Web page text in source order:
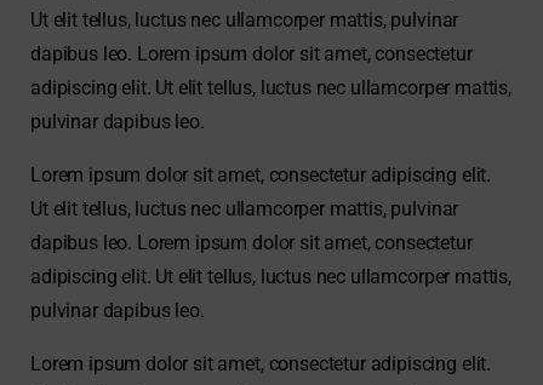
Ut elit tellus, luctus nec ullamcorper mattis, pulvinar
dapibus leo. Lorem ipsum dolor sit amet, consectetur
adipiscing elit. Ut elit tellus, luctus nec ullamcorper mattis,
pulvinar dapibus leo.
Lorem ipsum dolor sit amet, consectetur adipiscing elit.
Ut elit tellus, luctus nec ullamcorper mattis, pulvinar
dapibus leo. Lorem ipsum dolor sit amet, consectetur
adipiscing elit. Ut elit tellus, luctus nec ullamcorper mattis,
pulvinar dapibus leo.
Lorem ipsum dolor sit amet, consectetur adipiscing elit.